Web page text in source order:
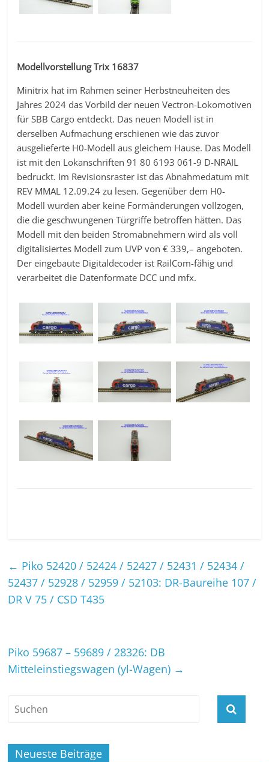
Modellvorstellung Trix 16837
Minitrix hat im Rahmen seiner Herbstneuheiten des
Jahres 2024 das Vorbild der neuen Vectron-Lokomotiven
für SBB Cargo entdeckt. Das neuen Modell ist in
derselben Aufmachung erschienen wie das zuvor
ausgelieferte H0-Modell aus gleichem Hause. Das Modell
ist mit den Lokanschriften 91 80 6193 061-9 D-NRAIL
bedruckt. Im Revisionsraster ist das Abnahmedatum mit
REV MMAL 12.09.24 zu lesen. Gegenüber dem H0-
Modell wurden aber keine Formänderungen vollzogen,
die die geschwungenen Türgriffe betroffen hätten. Das
Modell mit den beiden Stromabnehmern wird als voll
digitalisiertes Modell zum UVP von € 339,– angeboten.
Der eingebaute Digitaldecoder ist RailCom-fähig und
verarbeitet die Datenformate DCC und mfx.
← Piko 52420 / 52424 / 52427 / 52431 / 52434 /
52437 / 52928 / 52959 / 52103: DR-Baureihe 107 /
DR V 75 / CSD T435
Piko 59687 – 59689 / 28326: DB
Mitteleinstiegswagen (yl-Wagen) →
Neueste Beiträge